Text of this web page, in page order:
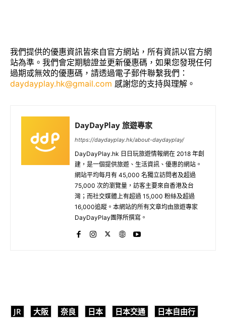
我們提供的優惠資訊皆來自官方網站，所有資訊以官方網
站為準。我們會定期驗證並更新優惠碼，如果您發現任何
過期或無效的優惠碼，請透過電子郵件聯繫我們：
daydayplay.hk@gmail.com 感謝您的支持與理解。
DayDayPlay 旅遊專家
https://daydayplay.hk/about-daydayplay/
DayDayPlay.hk 日日玩旅遊情報網在 2018 年創
建，是一個提供旅遊、生活資訊、優惠的網站。
網站平均每月有 45,000 名獨立訪問者及超過
75,000 次的瀏覽量，訪客主要來自香港及台
灣；而社交媒體上有超過 15,000 粉絲及超過
16,000追蹤。本網站的所有文章均由旅遊專家
DayDayPlay團隊所撰寫。
JR 大阪 奈良 日本 日本交通 日本自由行